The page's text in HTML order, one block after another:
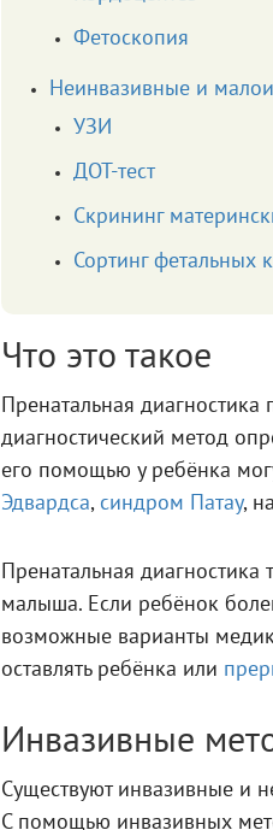
Фетоскопия
Неинвазивные и
УЗИ
ДОТ-тест
Скрининг
Сортинг фетальных
Что это такое
Пренатальная
диагностический метод
его помощью у ребёнка
Эдвардса, синдром Патау,
Пренатальная
малыша. Если ребёнок
возможные варианты
оставлять ребёнка или
Инвазивные
Существуют инвазивные и
С помощью инвазивных